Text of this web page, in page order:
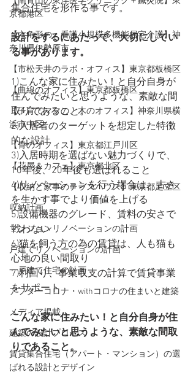
京都港区
【六角形の、看護小規模多機能居宅介護】神
奈川県伊勢原市
【市松天井のラボ・オフィス】東京都板橋区
【曲線のオフィス】東京都板橋区
【子育てママの、木のオフィス】神奈川県横
浜市中区
【青のオフィス】東京都江戸川区
【花屋＆カフェ】東京都北区
【収納と家事のテラスハウス】東京都足立区
収納計画
マンションリノベーションの計画
戸建てリノベーションの計画
一戸建て住宅の計画
アフターコロナ・withコロナの住まいと建築
メディア掲載
建築の設計プロセス
賃貸集合住宅（アパート・マンション）の選
ばれる設計とデザイン
集合住宅を形作る事です。
設計をするにあたって、大切にしてい
る事があります。
1)こんな家に住みたい！と自分自身が
住んでみたいと思うような、素敵な間
取りであること。
2)入居者のターゲットを想定した特徴
的な設計
3)入居時期を選ばない魅力づくりで、
10年後、20年後も選ばれること
4)リノベーションを行う場合は、古さ
を生かす事でより価値を上げる
5)設備機器のグレード、賃料の安さで
戦わない
6)猫を飼う方の為の賃貸は、人も猫も
心地の良い間取り
7)利回り、事業収支の計算で賃貸事業
をサポート
こんな家に住みたい！と自分自身が住
んでみたいと思うような、素敵な間取
りであること。